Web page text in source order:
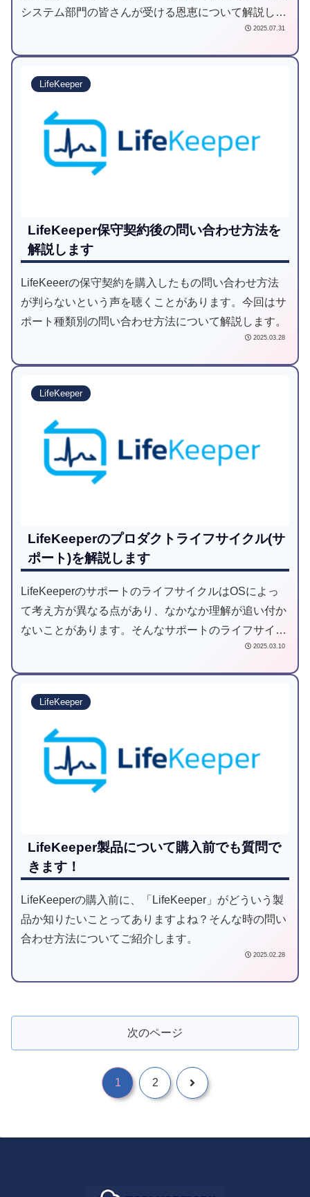
システム部門の皆さんが受ける恩恵について解説しま
2025.07.31
LifeKeeper
LifeKeeper保守契約後の問い合わせ方法を
解説します
LifeKeeerの保守契約を購入したもの問い合わせ方法
が判らないという声を聴くことがあります。今回はサ
ポート種類別の問い合わせ方法について解説します。
2025.03.28
LifeKeeper
LifeKeeperのプロダクトライフサイクル(サ
ポート)を解説します
LifeKeeperのサポートのライフサイクルはOSによっ
て考え方が異なる点があり、なかなか理解が追い付か
ないことがあります。そんなサポートのライフサイク
2025.03.10
LifeKeeper
LifeKeeper製品について購入前でも質問で
きます！
LifeKeeperの購入前に、「LifeKeeper」がどういう製
品か知りたいことってありますよね？そんな時の問い
合わせ方法についてご紹介します。
2025.02.28
次のページ
1 2